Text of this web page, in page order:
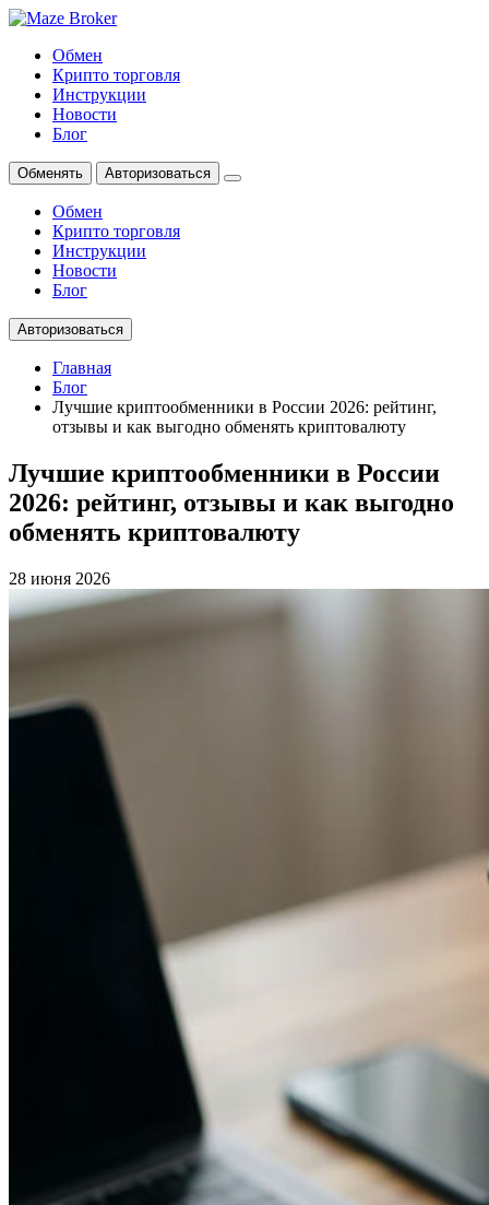
Обмен
Крипто торговля
Инструкции
Новости
Блог
Обменять Авторизоваться
Обмен
Крипто торговля
Инструкции
Новости
Блог
Авторизоваться
Главная
Блог
Лучшие криптообменники в России 2026: рейтинг,
отзывы и как выгодно обменять криптовалюту
Лучшие криптообменники в России
2026: рейтинг, отзывы и как выгодно
обменять криптовалюту
28 июня 2026